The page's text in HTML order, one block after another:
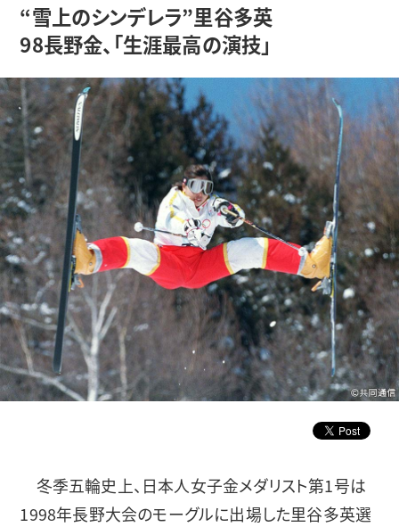
“雪上のシンデレラ”里谷多英
98長野金、「生涯最高の演技」
冬季五輪史上、日本人女子金メダリスト第1号は
1998年長野大会のモーグルに出場した里谷多英選